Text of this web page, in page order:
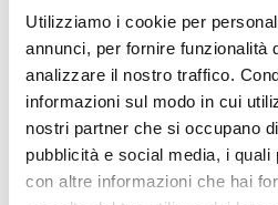
Utilizziamo i cookie per
annunci, per fornire funzionalità
analizzare il nostro traffico.
informazioni sul modo in cui
nostri partner che si occupano
pubblicità e social media, i quali
con altre informazioni che hai
✔️ Minori effetti collaterali
vecchi
✔️ Minore impatto sulla
?Antistaminici di prima
⚠️Sonnolenzae riduzione
concentrazione
⚠️Secchezza delle faucie